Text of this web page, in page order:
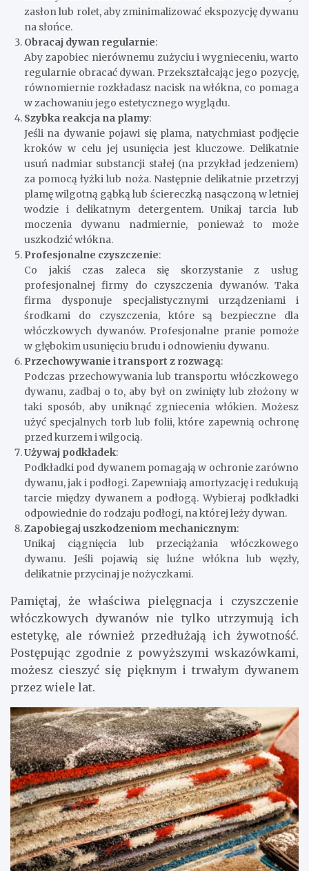
zasłon lub rolet, aby zminimalizować ekspozycję dywanu
na słońce.
Obracaj dywan regularnie:
Aby zapobiec nierównemu zużyciu i wygnieceniu, warto
regularnie obracać dywan. Przekształcając jego pozycję,
równomiernie rozkładasz nacisk na włókna, co pomaga
w zachowaniu jego estetycznego wyglądu.
Szybka reakcja na plamy:
Jeśli na dywanie pojawi się plama, natychmiast podjęcie
kroków w celu jej usunięcia jest kluczowe. Delikatnie
usuń nadmiar substancji stałej (na przykład jedzeniem)
za pomocą łyżki lub noża. Następnie delikatnie przetrzyj
plamę wilgotną gąbką lub ściereczką nasączoną w letniej
wodzie i delikatnym detergentem. Unikaj tarcia lub
moczenia dywanu nadmiernie, ponieważ to może
uszkodzić włókna.
Profesjonalne czyszczenie:
Co jakiś czas zaleca się skorzystanie z usług
profesjonalnej firmy do czyszczenia dywanów. Taka
firma dysponuje specjalistycznymi urządzeniami i
środkami do czyszczenia, które są bezpieczne dla
włóczkowych dywanów. Profesjonalne pranie pomoże
w głębokim usunięciu brudu i odnowieniu dywanu.
Przechowywanie i transport z rozwagą:
Podczas przechowywania lub transportu włóczkowego
dywanu, zadbaj o to, aby był on zwinięty lub złożony w
taki sposób, aby uniknąć zgniecenia włókien. Możesz
użyć specjalnych torb lub folii, które zapewnią ochronę
przed kurzem i wilgocią.
Używaj podkładek:
Podkładki pod dywanem pomagają w ochronie zarówno
dywanu, jak i podłogi. Zapewniają amortyzację i redukują
tarcie między dywanem a podłogą. Wybieraj podkładki
odpowiednie do rodzaju podłogi, na której leży dywan.
Zapobiegaj uszkodzeniom mechanicznym:
Unikaj ciągnięcia lub przeciążania włóczkowego
dywanu. Jeśli pojawią się luźne włókna lub węzły,
delikatnie przycinaj je nożyczkami.
Pamiętaj, że właściwa pielęgnacja i czyszczenie
włóczkowych dywanów nie tylko utrzymują ich
estetykę, ale również przedłużają ich żywotność.
Postępując zgodnie z powyższymi wskazówkami,
możesz cieszyć się pięknym i trwałym dywanem
przez wiele lat.